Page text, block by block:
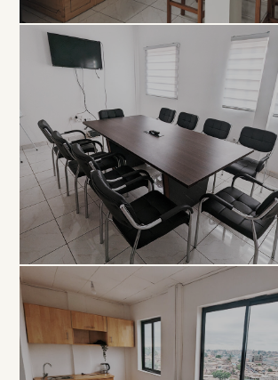
COLLABORATIF
Open
Space
À PARTIR DE 5 000 FCFA / JOUR
PROFESSIONNEL
Salle de
Réunion